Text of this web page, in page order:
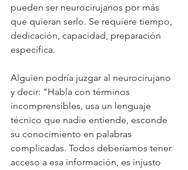
pueden ser neurocirujanos por más
que quieran serlo. Se requiere tiempo,
dedicación, capacidad, preparación
específica.
Alguien podría juzgar al neurocirujano
y decir: "Habla con términos
incomprensibles, usa un lenguaje
técnico que nadie entiende, esconde
su conocimiento en palabras
complicadas. Todos deberíamos tener
acceso a esa información, es injusto